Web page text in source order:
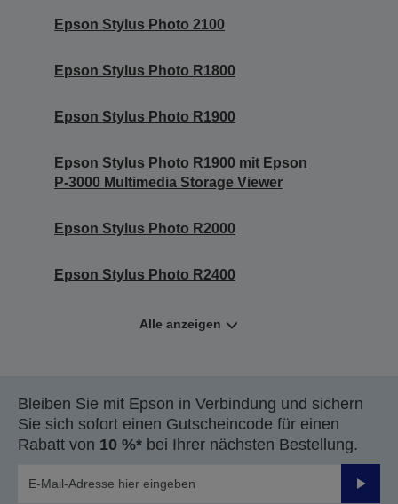
Epson Stylus Photo 2100
Epson Stylus Photo R1800
Epson Stylus Photo R1900
Epson Stylus Photo R1900 mit Epson
P-3000 Multimedia Storage Viewer
Epson Stylus Photo R2000
Epson Stylus Photo R2400
Alle anzeigen
Bleiben Sie mit Epson in Verbindung und sichern
Sie sich sofort einen Gutscheincode für einen
Rabatt von 10 %* bei Ihrer nächsten Bestellung.